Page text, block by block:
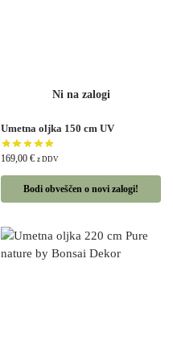
Umetna oljka 150 cm UV
169,00 € z DDV
Bodi obveščen o novi zalogi!